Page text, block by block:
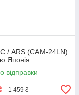
/ ARS (CAM-24LN)
Японія
відправки
1 459 ₴